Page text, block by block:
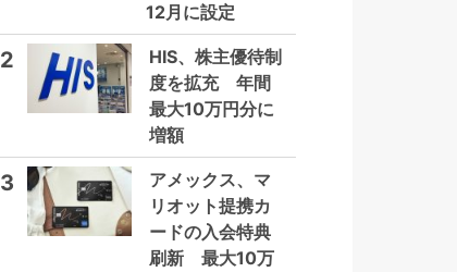
12月に設定
2
HIS、株主優待制
度を拡充 年間
最大10万円分に
増額
3
アメックス、マ
リオット提携カ
ードの入会特典
刷新 最大10万